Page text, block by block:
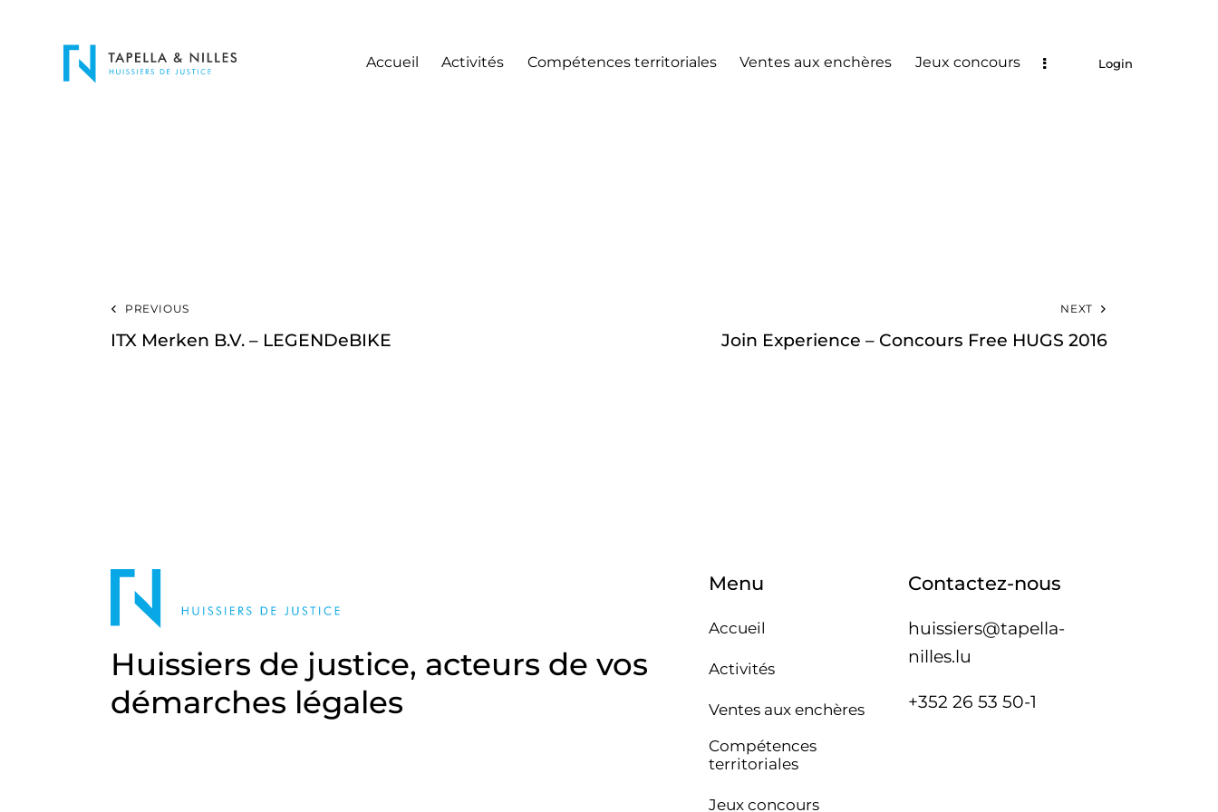
Accueil Activités Compétences territoriales Ventes aux enchères Jeux concours Login
PREVIOUS
ITX Merken B.V. – LEGENDeBIKE
NEXT
Join Experience – Concours Free HUGS 2016
Huissiers de justice, acteurs de vos
démarches légales
Menu
Accueil
Activités
Ventes aux enchères
Compétences
territoriales
Jeux concours
Contactez-nous
huissiers@tapella-
nilles.lu
+352 26 53 50-1